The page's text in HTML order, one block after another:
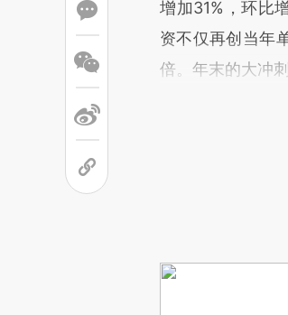
增加31%，环比
资不仅再创当年
倍。年末的大冲